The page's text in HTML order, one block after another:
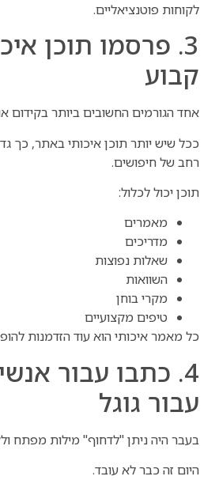
לקוחות פוטנציאליים.
3. פרסמו תוכן
קבוע
אחד הגורמים החשובים ביותר בקידום
ככל שיש יותר תוכן איכותי באתר, כך
רחב של חיפושים.
תוכן יכול לכלול:
מאמרים
מדריכים
שאלות נפוצות
השוואות
מקרי בוחן
טיפים מקצועיים
כל מאמר איכותי הוא עוד הזדמנות
4. כתבו עבור
עבור גוגל
בעבר היה ניתן "לדחוף" מילות מפתח
היום זה כבר לא עובד.